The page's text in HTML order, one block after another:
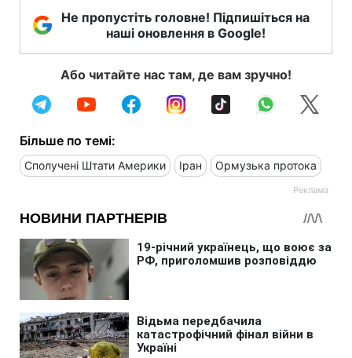
Не пропустіть головне! Підпишіться на
наші оновлення в Google!
Або читайте нас там, де вам зручно!
Більше по темі:
Сполучені Штати Америки Іран Ормузька протока